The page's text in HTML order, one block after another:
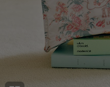
adidas by Stella McCartney
アディダス バイ ステラマッカートニー
ALLISON BROWN